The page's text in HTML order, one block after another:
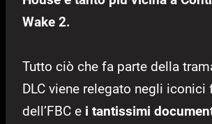
Wake 2.
Tutto ciò che fa parte della
DLC viene relegato negli
dell’FBC e i tantissimi